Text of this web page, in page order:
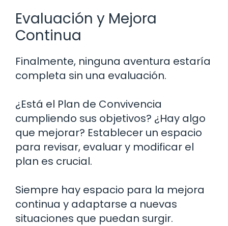
Evaluación y Mejora
Continua
Finalmente, ninguna aventura estaría
completa sin una evaluación.
¿Está el Plan de Convivencia
cumpliendo sus objetivos? ¿Hay algo
que mejorar? Establecer un espacio
para revisar, evaluar y modificar el
plan es crucial.
Siempre hay espacio para la mejora
continua y adaptarse a nuevas
situaciones que puedan surgir.